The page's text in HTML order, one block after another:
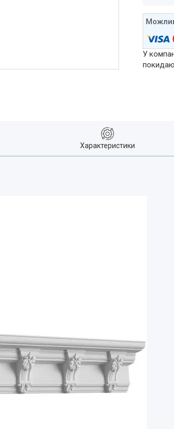
У
Характеристики